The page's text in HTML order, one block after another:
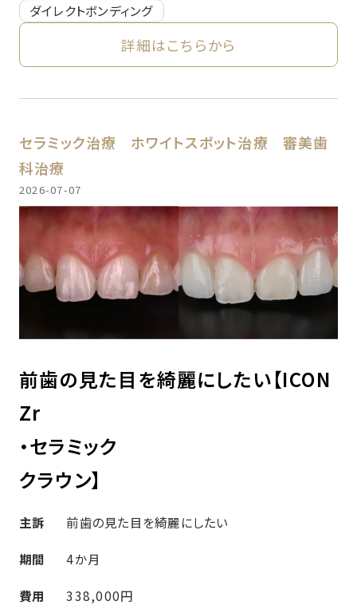
ダイレクトボンディング
詳細はこちらから
セラミック治療 ホワイトスポット治療
審美歯
科治療
2026-07-07
前歯の見た目を綺麗にしたい【ICON
Zr
・セラミック
クラウン】
主訴 前歯の見た目を綺麗にしたい
期間 4か月
費用 338,000円